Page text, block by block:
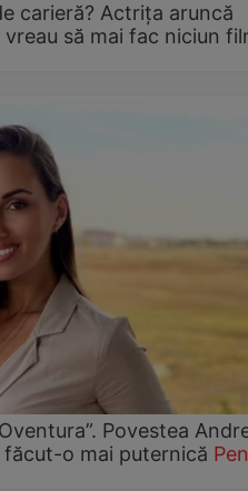
carieră? Actrița aruncă
să mai fac niciun
Povestea
făcut-o mai puternică